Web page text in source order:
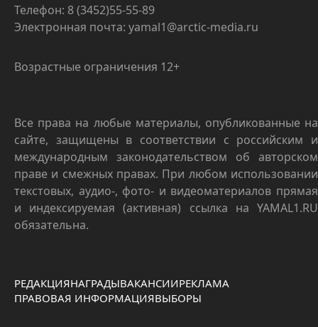
Телефон: 8 (3452)55-55-89
Электронная почта: yamal1@arctic-media.ru
Возрастные ограничения 12+
Все права на любые материалы, опубликованные на
сайте, защищены в соответствии с российским и
международным законодательством об авторском
праве и смежных правах. При любом использовании
текстовых, аудио-, фото- и видеоматериалов прямая
и индексируемая (активная) ссылка на YAMAL1.RU
обязательна.
РЕДАКЦИЯНАГРАДЫВАКАНСИИРЕКЛАМА
ПРАВОВАЯ ИНФОРМАЦИЯВЫБОРЫ